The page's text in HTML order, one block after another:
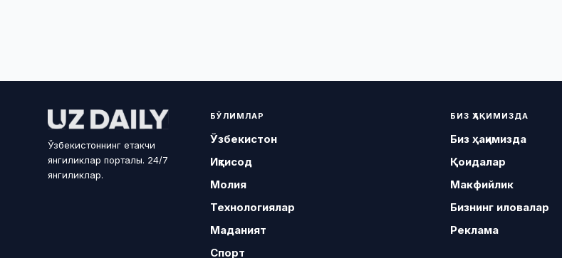
Ўзбекистоннинг етакчи
янгиликлар порталы. 24/7
янгиликлар.
БЎЛИМЛАР
Ўзбекистон
Иқтисод
Молия
Технологиялар
Маданият
Спорт
БИЗ ҲАҚИМИЗДА
Биз ҳақимизда
Қоидалар
Макфийлик
Бизнинг иловалар
Реклама